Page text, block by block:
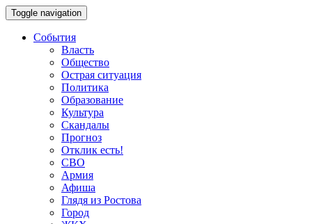
Toggle navigation
События
Власть
Общество
Острая ситуация
Политика
Образование
Культура
Скандалы
Прогноз
Отклик есть!
СВО
Армия
Афиша
Глядя из Ростова
Город